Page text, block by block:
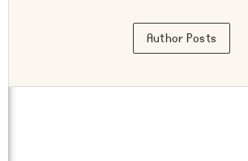
Author Posts